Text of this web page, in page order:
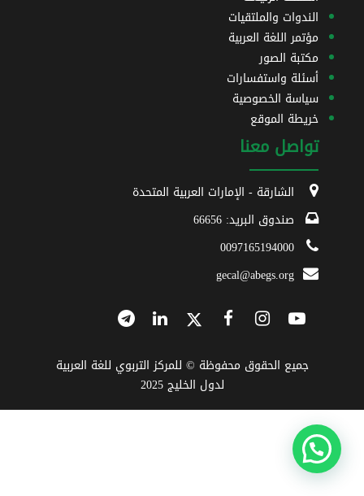
تواصل معنا
الشارقة - الإمارات العربية المتحدة
صندوق البريد: 66656
0097165194000
gecal@abegs.org
الندوات والملتقيات
مؤتمر اللغة العربية
مكتبة الصور
أسئلة واستفسارات
سياسة الخصوصية
خريطة الموقع
جميع الحقوق محفوظة © للمركز التربوي للغة العربية
لدول الخليج 2025